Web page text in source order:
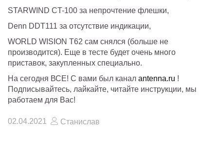
STARWIND CT-100 за непрочтение флешки,
Denn DDT111 за отсутствие индикации,
WORLD WISION T62 сам снялся (больше не
производится). Еще в тесте будет очень много
приставок, закупленных специально.
На сегодня ВСЕ! С вами был канал antenna.ru !
Подписывайтесь, лайкайте, читайте инструкции, мы
работаем для Вас!
02.04.2021 Станислав